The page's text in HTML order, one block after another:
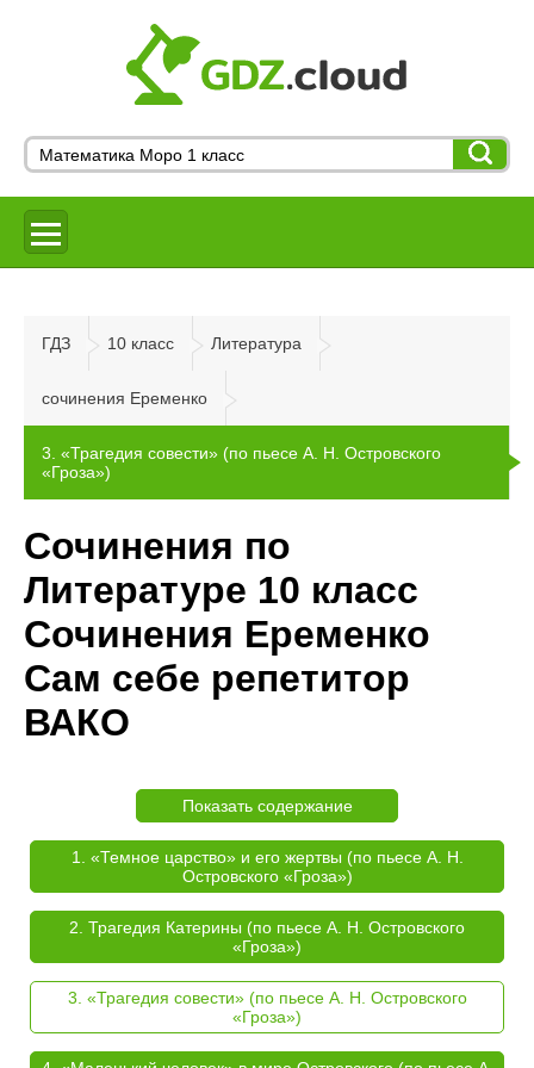
ГДЗ 10 класс Литература
сочинения Еременко
3. «Трагедия совести» (по пьесе А. Н. Островского
«Гроза»)
Сочинения по
Литературе 10 класс
Сочинения Еременко
Сам себе репетитор
ВАКО
Показать содержание
1. «Темное царство» и его жертвы (по пьесе А. Н.
Островского «Гроза»)
2. Трагедия Катерины (по пьесе А. Н. Островского
«Гроза»)
3. «Трагедия совести» (по пьесе А. Н. Островского
«Гроза»)